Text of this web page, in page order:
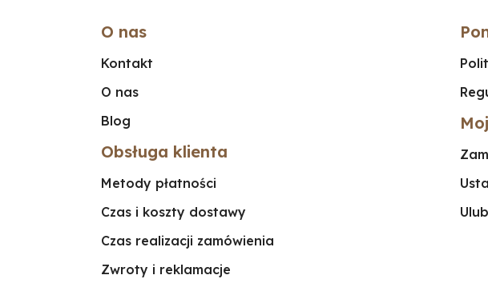
O nas
Kontakt
O nas
Blog
Obsługa klienta
Metody płatności
Czas i koszty dostawy
Czas realizacji zamówienia
Zwroty i reklamacje